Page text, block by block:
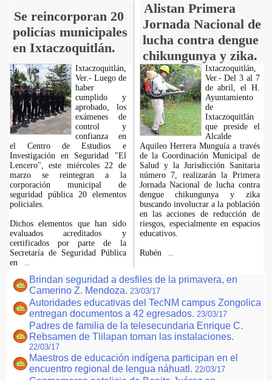
Se reincorporan 20
policías municipales
en Ixtaczoquitlán.
Alistan Primera
Jornada Nacional de
lucha contra dengue
chikungunya y zika.
Ixtaczoquitlán,
Ver.- Luego de
haber
cumplido y
aprobado, los
exámenes de
control y
confianza en
el Centro de Estudios e
Investigación en Seguridad "El
Lencero", este miércoles 22 de
marzo se reintegran a la
corporación municipal de
seguridad pública 20 elementos
policiales.
Dichos elementos que han sido
evaluados acreditados y
certificados por parte de la
Secretaría de Seguridad Pública
en
Ixtaczoquitlán,
Ver.- Del 3 al 7
de abril, el H.
Ayuntamiento
de
Ixtaczoquitlán
que preside el
Alcalde
Aquileo Herrera Munguía a través
de la Coordinación Municipal de
Salud y la Jurisdicción Sanitaria
número 7, realizarán la Primera
Jornada Nacional de lucha contra
dengue chikungunya y zika
buscando involucrar a la población
en las acciones de reducción de
riesgos, especialmente en espacios
educativos.
Rubén
Brindan seguridad a desfiles de la primavera, en
Camerino Z. Mendoza. 23/03/17
Autoridades educativas del TecNM campus Zongolica
entregan documentos a 42 egresados. 23/03/17
Padres de familia de la telesecundaria Enrique C.
Rebsamen de Tlilapan toman las instalaciones.
22/03/17
Maestros de educación indígena participan en el
encuentro regional de lengua náhuatl. 22/03/17